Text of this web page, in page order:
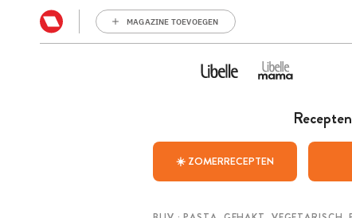
MAGAZINE TOEVOEGEN
Recepten
☀️ ZOMERRECEPTEN